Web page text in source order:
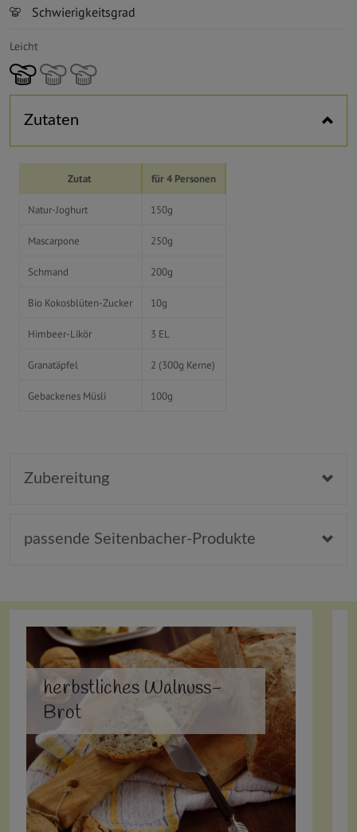
Schwierigkeitsgrad
Leicht
Zutaten
Zutat für 4 Personen
Natur-Joghurt 150g
Mascarpone 250g
Schmand 200g
Bio Kokosblüten-Zucker 10g
Himbeer-Likör 3 EL
Granatäpfel 2 (300g Kerne)
Gebackenes Müsli 100g
Zubereitung
passende Seitenbacher-Produkte
herbstliches Walnuss-
Brot